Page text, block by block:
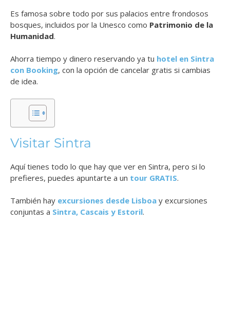
Es famosa sobre todo por sus palacios entre frondosos
bosques, incluidos por la Unesco como Patrimonio de la
Humanidad.
Ahorra tiempo y dinero reservando ya tu hotel en Sintra
con Booking, con la opción de cancelar gratis si cambias
de idea.
Visitar Sintra
Aquí tienes todo lo que hay que ver en Sintra, pero si lo
prefieres, puedes apuntarte a un tour GRATIS.
También hay excursiones desde Lisboa y excursiones
conjuntas a Sintra, Cascais y Estoril.